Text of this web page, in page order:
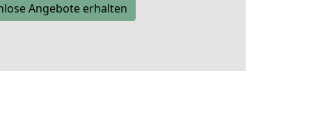
Angebote erhalten